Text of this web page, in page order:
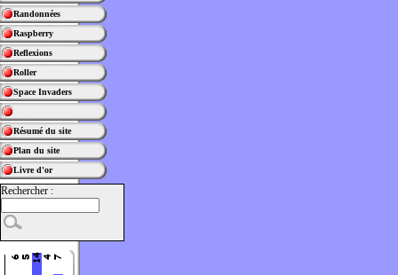
Randonnées
Raspberry
Reflexions
Roller
Space Invaders
Résumé du site
Plan du site
Livre d'or
Rechercher :